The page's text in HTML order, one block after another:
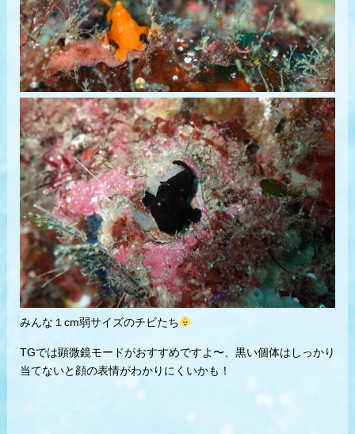
みんな１cm弱サイズのチビたち
TGでは顕微鏡モードがおすすめですよ〜、黒い個体はしっかり
当てないと顔の表情がわかりにくいかも！